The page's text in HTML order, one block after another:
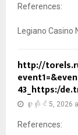
References:
Legiano Casino
http://
43_https:/
ဇူလိုင် 5, 2026
References: